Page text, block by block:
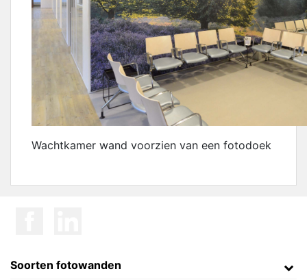
Wachtkamer wand voorzien van een fotodoek
Soorten fotowanden